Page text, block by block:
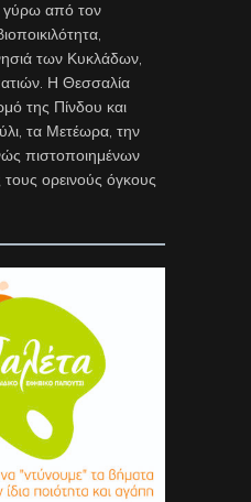
γύρω από τον
των Κυκλάδων,
Η Θεσσαλία
της Πίνδου και
τα Μετέωρα, την
πιστοποιημένων
ορεινούς όγκους